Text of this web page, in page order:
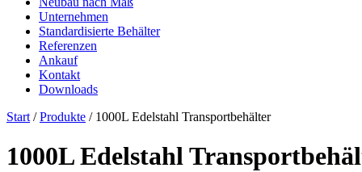
Unternehmen
Standardisierte Behälter
Referenzen
Ankauf
Kontakt
Downloads
Start /Produkte / 1000L Edelstahl Transportbehälter
1000L Edelstahl